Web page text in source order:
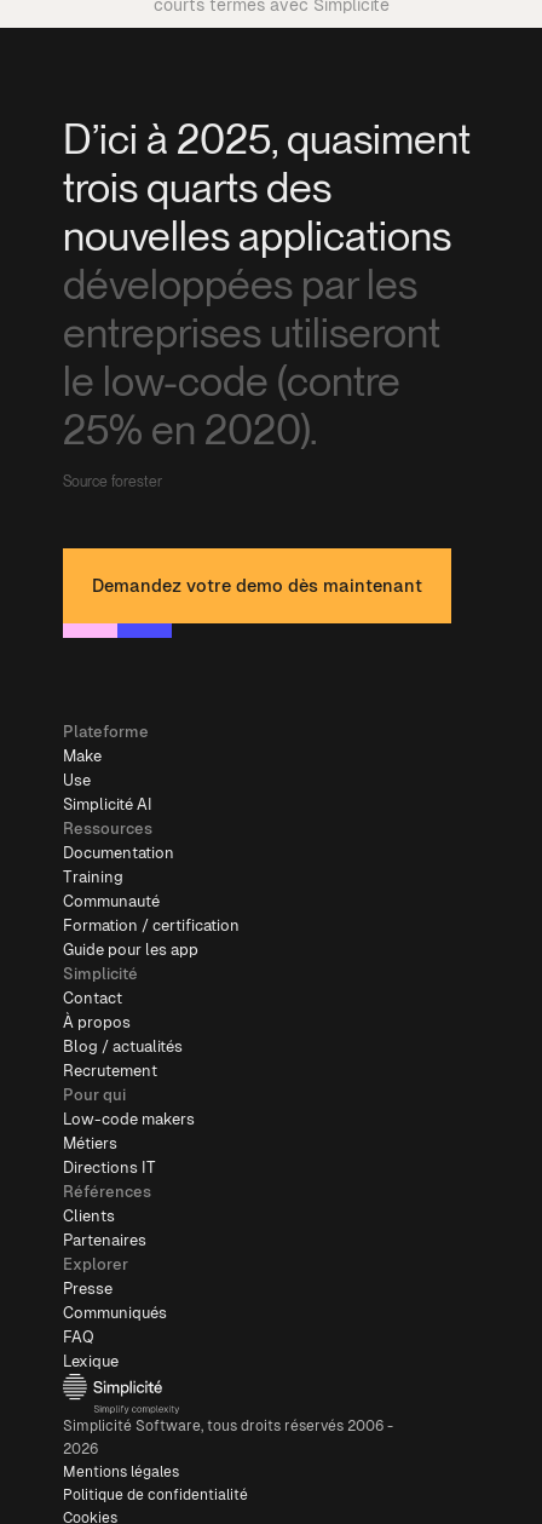
courts termes avec Simplicité
D’ici à 2025, quasiment
trois quarts des
nouvelles applications
développées par les
entreprises utiliseront
le low-code (contre
25% en 2020).
Source forester
Demandez votre demo dès maintenant
Simplicité Software, tous droits réservés 2006 -
2026
Mentions légales
Politique de confidentialité
Cookies
Plateforme
Make
Use
Simplicité AI
Ressources
Documentation
Training
Communauté
Formation / certification
Guide pour les app
Simplicité
Contact
À propos
Blog / actualités
Recrutement
Pour qui
Low-code makers
Métiers
Directions IT
Références
Clients
Partenaires
Explorer
Presse
Communiqués
FAQ
Lexique